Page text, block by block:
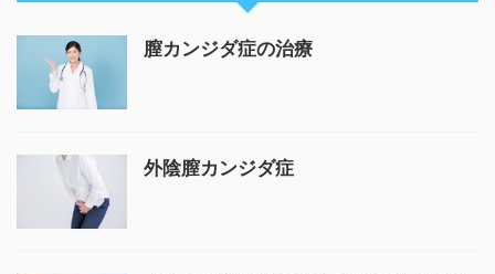
膣カンジダ症の治療
外陰膣カンジダ症